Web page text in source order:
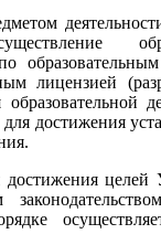
деятельности
лицензией
достижения
целей